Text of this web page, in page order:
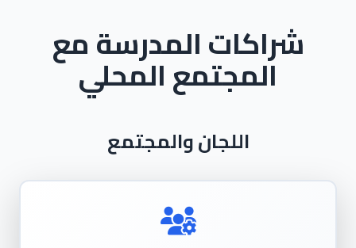
شراكات المدرسة مع
المجتمع المحلي
اللجان والمجتمع